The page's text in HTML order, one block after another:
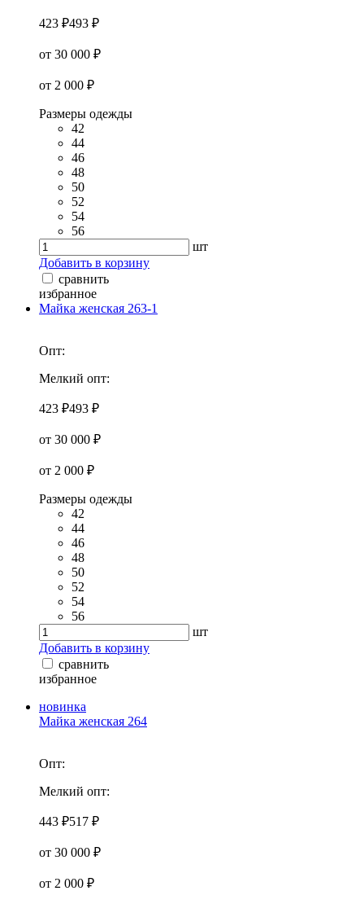
423 ₽493 ₽
от 30 000 ₽
от 2 000 ₽
Размеры одежды
42
44
46
48
50
52
54
56
шт
Добавить в корзину
сравнить
избранное
Майка женская 263-1
Опт:
Мелкий опт:
423 ₽493 ₽
от 30 000 ₽
от 2 000 ₽
Размеры одежды
42
44
46
48
50
52
54
56
шт
Добавить в корзину
сравнить
избранное
новинка
Майка женская 264
Опт:
Мелкий опт:
443 ₽517 ₽
от 30 000 ₽
от 2 000 ₽